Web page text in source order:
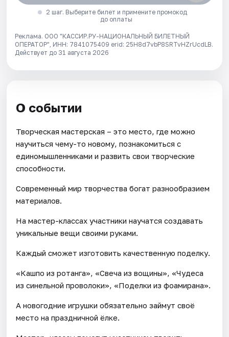
2 шаг. Выберите билет и примените промокод
до оплаты
Реклама. ООО "КАССИР.РУ-НАЦИОНАЛЬНЫЙ БИЛЕТНЫЙ
ОПЕРАТОР", ИНН: 7841075409 erid: 25H8d7vbP8SRTvHZrUcdLB.
Действует до 31 августа 2026
О событии
Творческая мастерская – это место, где можно
научиться чему-то новому, познакомиться с
единомышленниками и развить свои творческие
способности.
Современный мир творчества богат разнообразием
материалов.
На мастер-классах участники научатся создавать
уникальные вещи своими руками.
Каждый сможет изготовить качественную поделку.
«Кашпо из ротанга», «Свеча из вощины», «Чудеса
из синельной проволоки», «Поделки из фоамирана».
А новогодние игрушки обязательно займут своё
место на праздничной ёлке.